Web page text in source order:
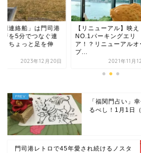
ニューアル】映え
パーキングエリ
？リニューアルオー
2021年11月12日
メダカの輪を広げたい
あなたも、メダカを育
てみませんか。
「福関門占い」
るべし！1月1日
門司港レトロで45年愛され続けるノスタ